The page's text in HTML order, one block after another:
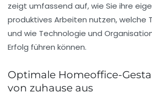
zeigt umfassend auf, wie Sie ihre
produktives Arbeiten nutzen,
und wie Technologie und
Erfolg führen können.
Optimale Homeoffice-
von zuhause aus